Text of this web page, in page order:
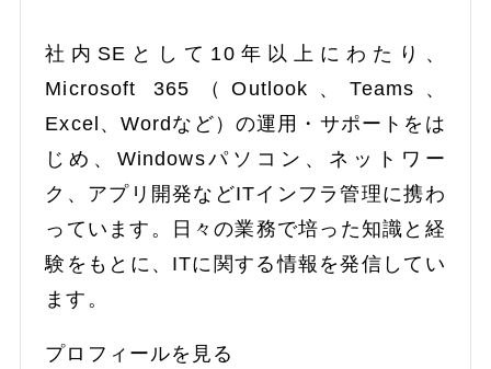
社内SEとして10年以上にわたり、
Microsoft 365（Outlook、Teams、
Excel、Wordなど）の運用・サポートをは
じめ、Windowsパソコン、ネットワー
ク、アプリ開発などITインフラ管理に携わ
っています。日々の業務で培った知識と経
験をもとに、ITに関する情報を発信してい
ます。
プロフィールを見る